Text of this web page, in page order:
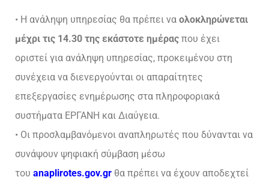
• Η ανάληψη υπηρεσίας θα πρέπει να ολοκληρώνεται
μέχρι τις 14.30 της εκάστοτε ημέρας που έχει
οριστεί για ανάληψη υπηρεσίας, προκειμένου στη
συνέχεια να διενεργούνται οι απαραίτητες
επεξεργασίες ενημέρωσης στα πληροφοριακά
συστήματα ΕΡΓΑΝΗ και Διαύγεια.
• Οι προσλαμβανόμενοι αναπληρωτές που δύνανται να
συνάψουν ψηφιακή σύμβαση μέσω
του anaplirotes.gov.gr θα πρέπει να έχουν αποδεχτεί